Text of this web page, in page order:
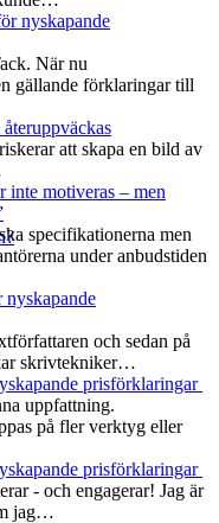
nyskapande
När nu
gällande förklaringar till
att skapa en bild av
inte motiveras – men
specifikationerna men
under anbudstiden
och sedan på
skrivtekniker…
prisförklaringar
uppfattning.
på fler verktyg eller
prisförklaringar
- och engagerar! Jag är
jag…